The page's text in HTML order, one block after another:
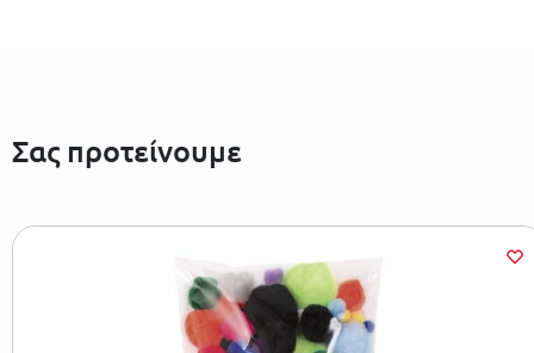
Σας προτείνουμε